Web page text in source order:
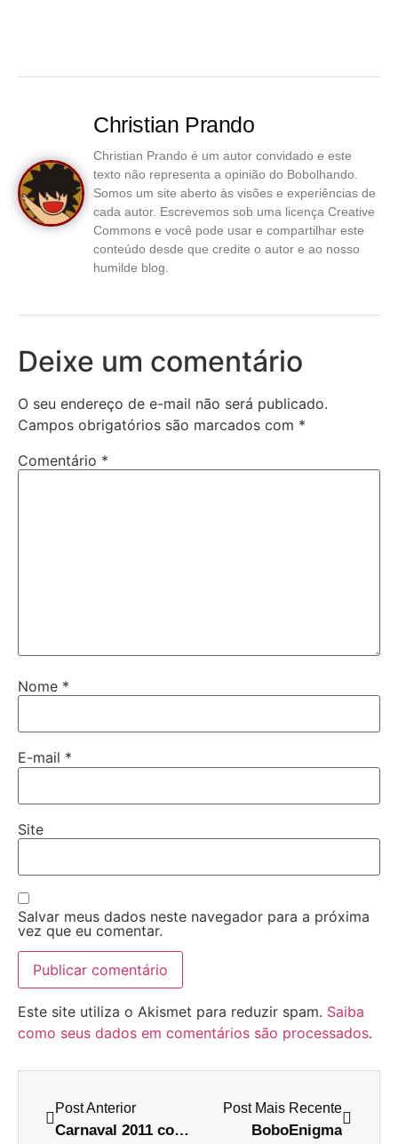
Christian Prando
Christian Prando é um autor convidado e este
texto não representa a opinião do Bobolhando.
Somos um site aberto às visões e experiências de
cada autor. Escrevemos sob uma licença Creative
Commons e você pode usar e compartilhar este
conteúdo desde que credite o autor e ao nosso
humilde blog.
Deixe um comentário
O seu endereço de e-mail não será publicado.
Campos obrigatórios são marcados com *
Comentário *
Nome *
E-mail *
Site
Salvar meus dados neste navegador para a próxima
vez que eu comentar.
Este site utiliza o Akismet para reduzir spam. Saiba
como seus dados em comentários são processados.
Post Anterior
Carnaval 2011 com a dança do "Street Fighter"
Post Mais Recente
BoboEnigma